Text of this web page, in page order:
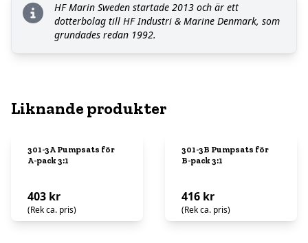
HF Marin Sweden startade 2013 och är ett
dotterbolag till HF Industri & Marine Denmark, som
grundades redan 1992.
Liknande produkter
301-3A Pumpsats för
A-pack 3:1
403 kr
(Rek ca. pris)
301-3B Pumpsats för
B-pack 3:1
416 kr
(Rek ca. pris)